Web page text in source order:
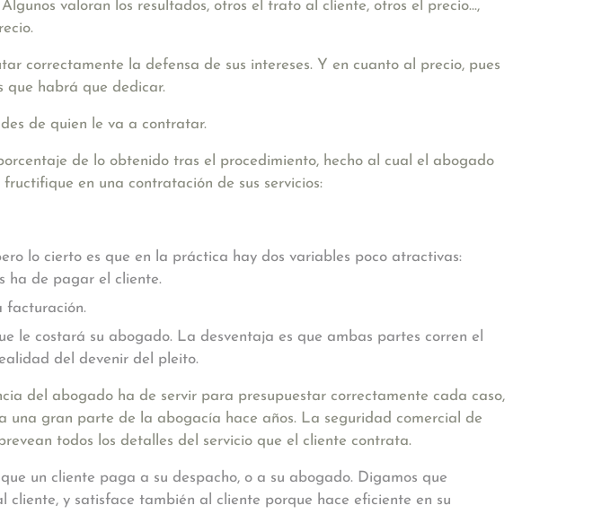
valoran los resultados, otros el trato al cliente, otros el precio...,
correctamente la defensa de sus intereses. Y en cuanto al precio, pues
que habrá que dedicar.
de quien le va a contratar.
de lo obtenido tras el procedimiento, hecho al cual el abogado
en una contratación de sus servicios:
lo cierto es que en la práctica hay dos variables poco atractivas:
ha de pagar el cliente.
facturación.
le costará su abogado. La desventaja es que ambas partes corren el
del devenir del pleito.
del abogado ha de servir para presupuestar correctamente cada caso,
una gran parte de la abogacía hace años. La seguridad comercial de
todos los detalles del servicio que el cliente contrata.
un cliente paga a su despacho, o a su abogado. Digamos que
y satisface también al cliente porque hace eficiente en su